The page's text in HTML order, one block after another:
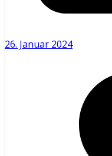
26. Januar 2024